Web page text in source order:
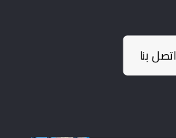
اتصل بنا